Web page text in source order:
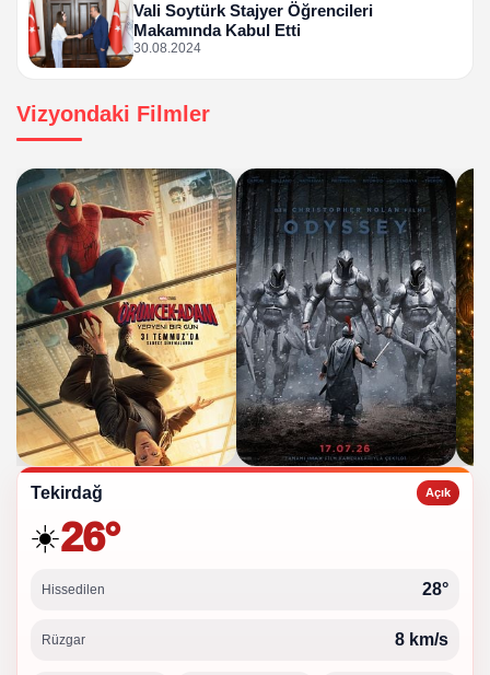
Vali Soytürk Stajyer Öğrencileri
Makamında Kabul Etti
30.08.2024
Vizyondaki Filmler
Tekirdağ Açık
☀️26°
Hissedilen 28°
Rüzgar 8 km/s